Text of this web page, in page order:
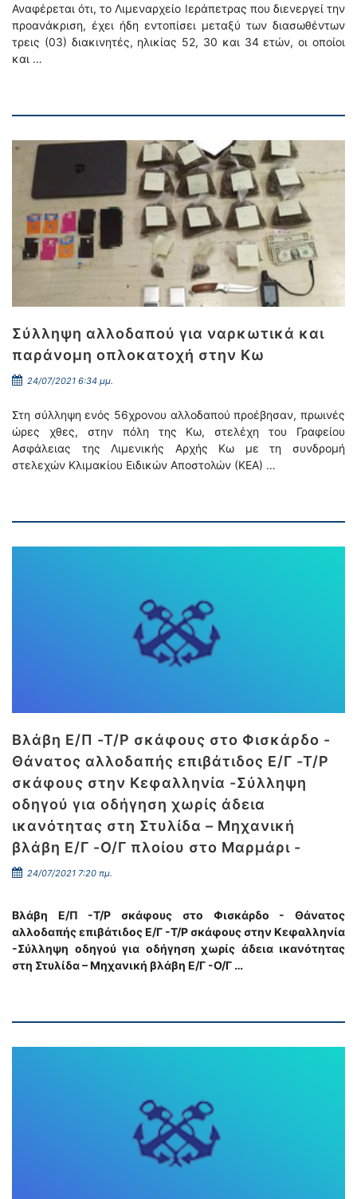
Αναφέρεται ότι, το Λιμεναρχείο Ιεράπετρας που διενεργεί την
προανάκριση, έχει ήδη εντοπίσει μεταξύ των διασωθέντων
τρεις (03) διακινητές, ηλικίας 52, 30 και 34 ετών, οι οποίοι
και …
Σύλληψη αλλοδαπού για ναρκωτικά και
παράνομη οπλοκατοχή στην Κω
24/07/2021 6:34 μμ.
Στη σύλληψη ενός 56χρονου αλλοδαπού προέβησαν, πρωινές
ώρες χθες, στην πόλη της Κω, στελέχη του Γραφείου
Ασφάλειας της Λιμενικής Αρχής Κω με τη συνδρομή
στελεχών Κλιμακίου Ειδικών Αποστολών (ΚΕΑ) …
Βλάβη Ε/Π -Τ/Ρ σκάφους στο Φισκάρδο -
Θάνατος αλλοδαπής επιβάτιδος Ε/Γ -Τ/Ρ
σκάφους στην Κεφαλληνία -Σύλληψη
οδηγού για οδήγηση χωρίς άδεια
ικανότητας στη Στυλίδα – Μηχανική
βλάβη Ε/Γ -Ο/Γ πλοίου στο Μαρμάρι -
24/07/2021 7:20 πμ.
Βλάβη Ε/Π -Τ/Ρ σκάφους στο Φισκάρδο - Θάνατος
αλλοδαπής επιβάτιδος Ε/Γ -Τ/Ρ σκάφους στην Κεφαλληνία
-Σύλληψη οδηγού για οδήγηση χωρίς άδεια ικανότητας
στη Στυλίδα – Μηχανική βλάβη Ε/Γ -Ο/Γ …